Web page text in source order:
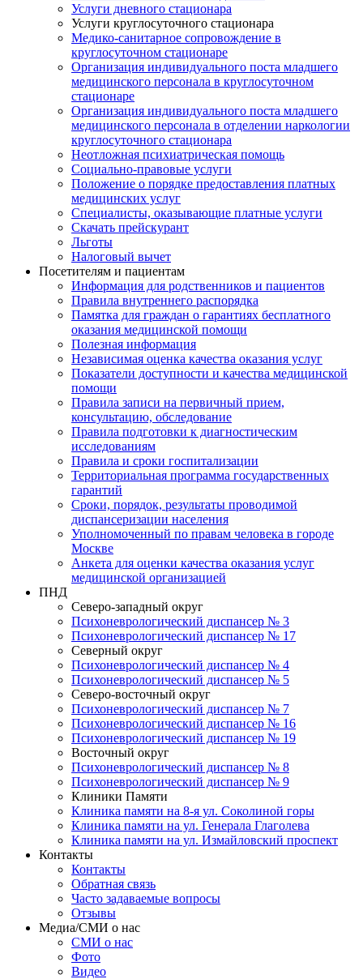
Услуги дневного стационара
Услуги круглосуточного стационара
Медико-санитарное сопровождение в
круглосуточном стационаре
Организация индивидуального поста младшего
медицинского персонала в круглосуточном
стационаре
Организация индивидуального поста младшего
медицинского персонала в отделении наркологии
круглосуточного стационара
Неотложная психиатрическая помощь
Социально-правовые услуги
Положение о порядке предоставления платных
медицинских услуг
Специалисты, оказывающие платные услуги
Скачать прейскурант
Льготы
Налоговый вычет
Посетителям и пациентам
Информация для родственников и пациентов
Правила внутреннего распорядка
Памятка для граждан о гарантиях бесплатного
оказания медицинской помощи
Полезная информация
Независимая оценка качества оказания услуг
Показатели доступности и качества медицинской
помощи
Правила записи на первичный прием,
консультацию, обследование
Правила подготовки к диагностическим
исследованиям
Правила и сроки госпитализации
Территориальная программа государственных
гарантий
Сроки, порядок, результаты проводимой
диспансеризации населения
Уполномоченный по правам человека в городе
Москве
Анкета для оценки качества оказания услуг
медицинской организацией
ПНД
Северо-западный округ
Психоневрологический диспансер № 3
Психоневрологический диспансер № 17
Северный округ
Психоневрологический диспансер № 4
Психоневрологический диспансер № 5
Северо-восточный округ
Психоневрологический диспансер № 7
Психоневрологический диспансер № 16
Психоневрологический диспансер № 19
Восточный округ
Психоневрологический диспансер № 8
Психоневрологический диспансер № 9
Клиники Памяти
Клиника памяти на 8-я ул. Соколиной горы
Клиника памяти на ул. Генерала Глаголева
Клиника памяти на ул. Измайловский проспект
Контакты
Контакты
Обратная связь
Часто задаваемые вопросы
Отзывы
Медиа/СМИ о нас
СМИ о нас
Фото
Видео